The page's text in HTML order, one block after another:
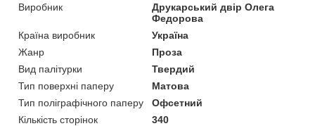
Виробник
Друкарський двір Олега
Федорова
Країна виробник
Україна
Жанр
Проза
Вид палітурки
Твердий
Тип поверхні паперу
Матова
Тип поліграфічного паперу
Офсетний
Кількість сторінок
340